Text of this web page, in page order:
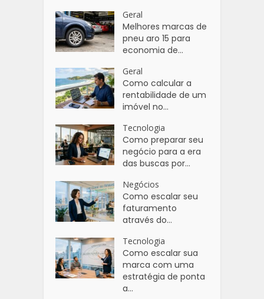
Geral
Melhores marcas de
pneu aro 15 para
economia de...
Geral
Como calcular a
rentabilidade de um
imóvel no...
Tecnologia
Como preparar seu
negócio para a era
das buscas por...
Negócios
Como escalar seu
faturamento
através do...
Tecnologia
Como escalar sua
marca com uma
estratégia de ponta
a...